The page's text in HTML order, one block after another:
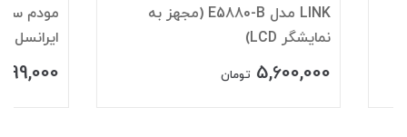
LINK مدل E5880-B (مجهز به
نمایشگر LCD)
5,600,000 تومان
ایرانسل مدل TF-i120 B1
10,599,000